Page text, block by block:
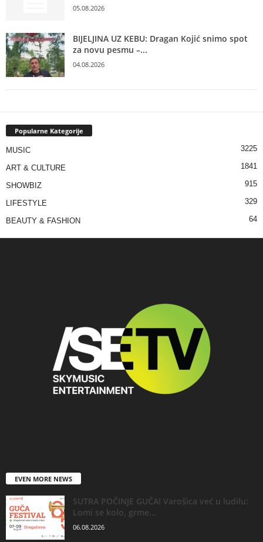
05.08.2026
BIJELJINA UZ KEBU: Dragan Kojić snimo spot
za novu pesmu –...
04.08.2026
Popularne Kategorije
MUSIC 3225
ART & CULTURE 1841
SHOWBIZ 915
LIFESTYLE 329
BEAUTY & FASHION 64
EVEN MORE NEWS
SUTRA POČINJE GUČA! Varošica već u ludilu:
Lomi se kolo, grme...
06.08.2026